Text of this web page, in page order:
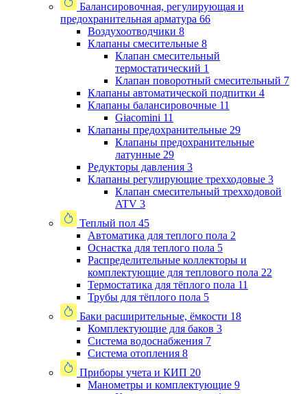
Балансировочная, регулирующая и
предохранительная арматура 66
Воздухоотводчики 8
Клапаны cмесительные 8
Клапан cмесительный
термостатический 1
Клапан поворотный cмесительный 7
Клапаны автоматической подпитки 4
Клапаны балансировочные 11
Giacomini 11
Клапаны предохранительные 29
Клапаны предохранительные
латунные 29
Редукторы давления 3
Клапаны регулирующие трехходовые 3
Клапан смесительный трехходовой
ATV 3
Теплый пол 45
Автоматика для теплого пола 2
Оснастка для теплого пола 5
Распределительные коллекторы и
комплектующие для теплового пола 22
Термостатика для тёплого пола 11
Трубы для тёплого пола 5
Баки расширительные, ёмкости 18
Комплектующие для баков 3
Система водоснабжения 7
Система отопления 8
Приборы учета и КИП 20
Манометры и комплектующие 9